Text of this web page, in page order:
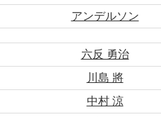
アンデルソン
六反 勇治
川島 將
中村 涼